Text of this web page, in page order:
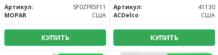
Артикул:
SP0ZFR5F11
MOPAR
США
КУПИТЬ
Артикул:
41130
ACDelco
США
КУПИТЬ